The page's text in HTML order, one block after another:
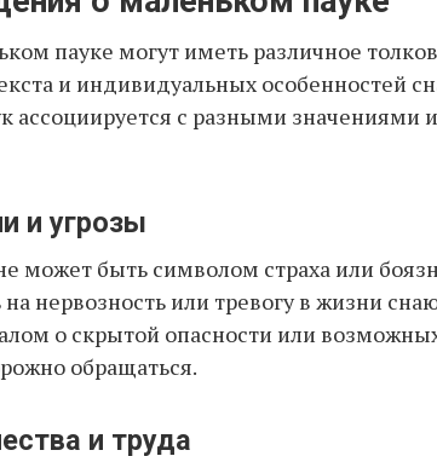
пауке могут иметь различное
и индивидуальных особенностей
ассоциируется с разными
и угрозы
может быть символом страха или
нервозность или тревогу в жизни
о скрытой опасности или
обращаться.
и труда